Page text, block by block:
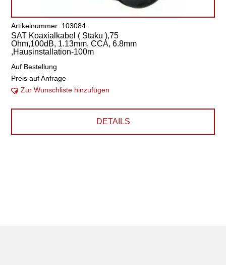
Artikelnummer: 103084
SAT Koaxialkabel ( Staku ),75
Ohm,100dB, 1.13mm, CCA, 6.8mm
,Hausinstallation-100m
Auf Bestellung
Preis auf Anfrage
Zur Wunschliste hinzufügen
DETAILS